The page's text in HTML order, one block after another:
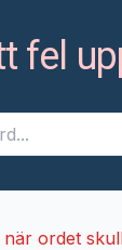
fel
ordet